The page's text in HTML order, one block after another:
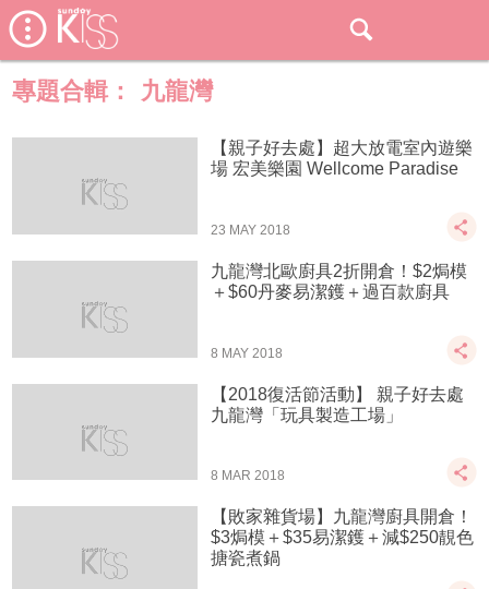
專題合輯： 九龍灣
【親子好去處】超大放電室內遊樂
場 宏美樂園 Wellcome Paradise
23 MAY 2018
九龍灣北歐廚具2折開倉！$2焗模
＋$60丹麥易潔鑊＋過百款廚具
8 MAY 2018
【2018復活節活動】 親子好去處
九龍灣「玩具製造工場」
8 MAR 2018
【敗家雜貨場】九龍灣廚具開倉！
$3焗模＋$35易潔鑊＋減$250靚色
搪瓷煮鍋